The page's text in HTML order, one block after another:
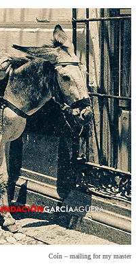
Coín – mailing for my master